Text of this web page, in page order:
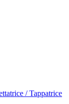
/ Tappatrice